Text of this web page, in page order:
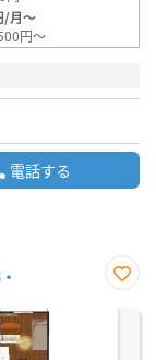
/月～
円～
電話する
に入